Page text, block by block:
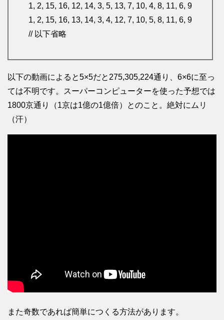
1, 2, 15, 16, 12, 14, 3, 5, 13, 7, 10, 4, 8, 11, 6, 9
1, 2, 15, 16, 13, 14, 3, 4, 12, 7, 10, 5, 8, 11, 6, 9
// 以下省略
以下の動画によると5×5だと275,305,224通り、6×6に至っ
ては不明です。スーパーコンピューターを使った予想では
1800京通り（1京は1億の1億倍）とのこと。絶対にムリ
（汗）
また奇数であれば簡単につくる方法があります。